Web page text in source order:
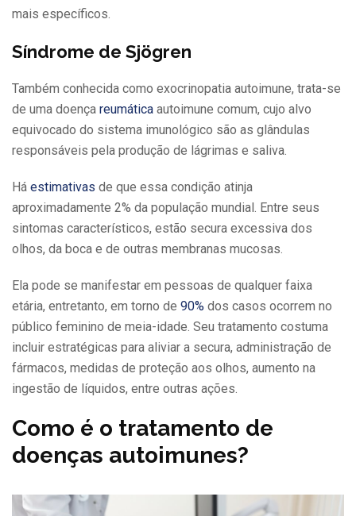
mais específicos.
Síndrome de Sjögren
Também conhecida como exocrinopatia autoimune, trata-se
de uma doença reumática autoimune comum, cujo alvo
equivocado do sistema imunológico são as glândulas
responsáveis pela produção de lágrimas e saliva.
Há estimativas de que essa condição atinja
aproximadamente 2% da população mundial. Entre seus
sintomas característicos, estão secura excessiva dos
olhos, da boca e de outras membranas mucosas.
Ela pode se manifestar em pessoas de qualquer faixa
etária, entretanto, em torno de 90% dos casos ocorrem no
público feminino de meia-idade. Seu tratamento costuma
incluir estratégicas para aliviar a secura, administração de
fármacos, medidas de proteção aos olhos, aumento na
ingestão de líquidos, entre outras ações.
Como é o tratamento de
doenças autoimunes?